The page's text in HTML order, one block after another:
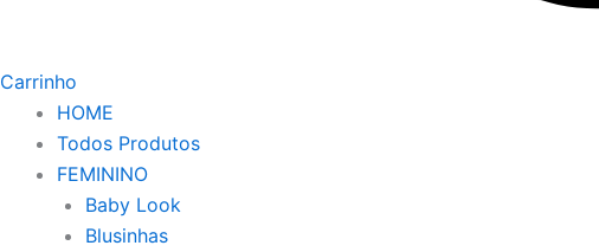
Carrinho
HOME
Todos Produtos
FEMININO
Baby Look
Blusinhas